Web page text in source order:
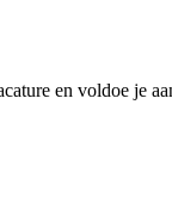
en voldoe je